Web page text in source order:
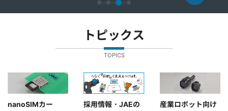
トピックス
TOPICS
nanoSIMカー
採用情報・JAEの
産業ロボット向け